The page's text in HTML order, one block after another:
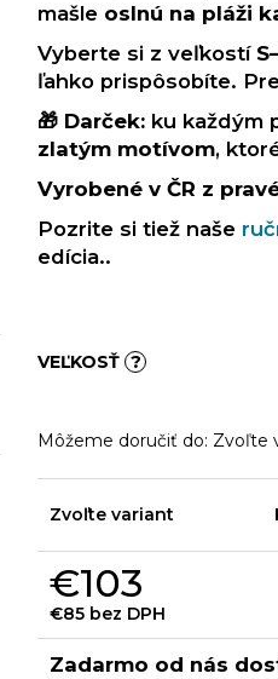
mašle oslnú na pláži
Vyberte si z veľkostí
ľahko prispôsobíte.
🎁 Darček: ku každým
zlatým motívom,
Vyrobené v ČR z
Pozrite si tiež naše
edícia..
VEĽKOSŤ ?
Môžeme doručiť do: Zvoľte
Zvoľte variant
€103
€85 bez DPH
Jednotková
cena:
Zadarmo od nás